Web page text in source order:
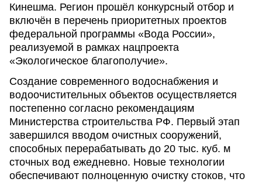
Кинешма. Регион прошёл конкурсный отбор и
включён в перечень приоритетных проектов
федеральной программы «Вода России»,
реализуемой в рамках нацпроекта
«Экологическое благополучие».
Создание современного водоснабжения и
водоочистительных объектов осуществляется
постепенно согласно рекомендациям
Министерства строительства РФ. Первый этап
завершился вводом очистных сооружений,
способных перерабатывать до 20 тыс. куб. м
сточных вод ежедневно. Новые технологии
обеспечивают полноценную очистку стоков, что